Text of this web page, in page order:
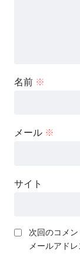
名前 ※
メール ※
サイト
次回のコメ
メールアドレ